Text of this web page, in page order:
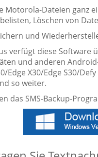
Motorola-Dateien ganz
Löschen von
und
verfügt diese Software
und anderen
Edge X30/Edge S30/
so weiter.
das SMS-Backup-